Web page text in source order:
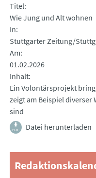
Titel
Wie Jung und Alt wohnen
In
Stuttgarter Zeitung/
Am
01.02.2026
Inhalt
Ein Volontärsprojekt
zeigt am Beispiel
sind
Datei herunterladen